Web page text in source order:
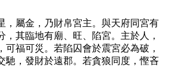
，屬金，乃財帛宮主。與天府同宮有
，其臨地有廟、旺、陷宮。主於人，
可福可災。若陷囚會於震宮必為破，
馳，發財於遠郡。若貪狼同度，慳吝